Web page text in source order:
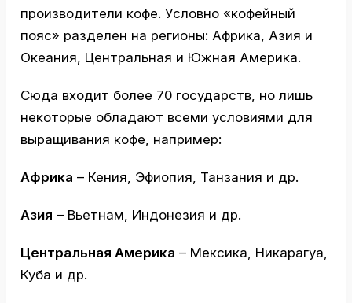
производители кофе. Условно «кофейный
пояс» разделен на регионы: Африка, Азия и
Океания, Центральная и Южная Америка.
Сюда входит более 70 государств, но лишь
некоторые обладают всеми условиями для
выращивания кофе, например:
Африка – Кения, Эфиопия, Танзания и др.
Азия – Вьетнам, Индонезия и др.
Центральная Америка – Мексика, Никарагуа,
Куба и др.